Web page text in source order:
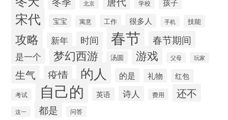
北京 学校
宋代 宝宝 寓意 工作 很多人 手机 技能
攻略 新年 时间 春节 春节期间
是一个 梦幻西游 汤圆 游戏 父母 玩家
生气 疫情 的人 的是 礼物 红包
考试 自己的 英语 诗人 费用 还不
这一 都是 问答